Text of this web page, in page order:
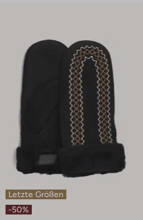
Letzte Größen
-50%